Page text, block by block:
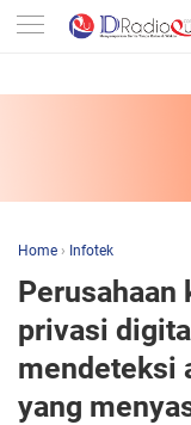
-->
Home › Infotek
Perusahaan
privasi
mendeteksi
yang